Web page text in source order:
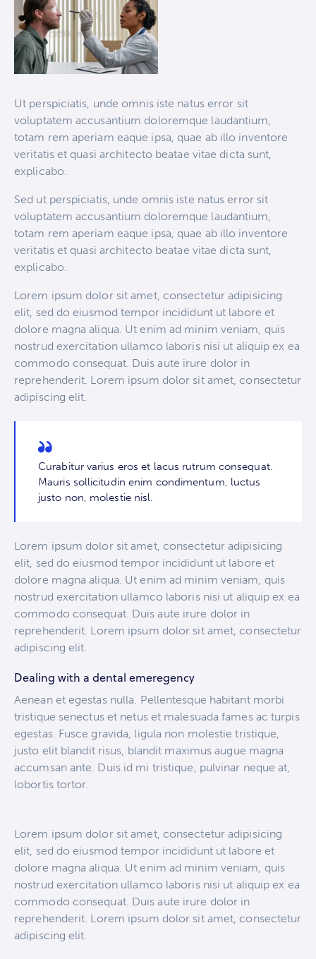
Ut perspiciatis, unde omnis iste natus error sit
voluptatem accusantium doloremque laudantium,
totam rem aperiam eaque ipsa, quae ab illo inventore
veritatis et quasi architecto beatae vitae dicta sunt,
explicabo.
Sed ut perspiciatis, unde omnis iste natus error sit
voluptatem accusantium doloremque laudantium,
totam rem aperiam eaque ipsa, quae ab illo inventore
veritatis et quasi architecto beatae vitae dicta sunt,
explicabo.
Lorem ipsum dolor sit amet, consectetur adipisicing
elit, sed do eiusmod tempor incididunt ut labore et
dolore magna aliqua. Ut enim ad minim veniam, quis
nostrud exercitation ullamco laboris nisi ut aliquip ex ea
commodo consequat. Duis aute irure dolor in
reprehenderit. Lorem ipsum dolor sit amet, consectetur
adipiscing elit.
Curabitur varius eros et lacus rutrum consequat.
Mauris sollicitudin enim condimentum, luctus
justo non, molestie nisl.
Lorem ipsum dolor sit amet, consectetur adipisicing
elit, sed do eiusmod tempor incididunt ut labore et
dolore magna aliqua. Ut enim ad minim veniam, quis
nostrud exercitation ullamco laboris nisi ut aliquip ex ea
commodo consequat. Duis aute irure dolor in
reprehenderit. Lorem ipsum dolor sit amet, consectetur
adipiscing elit.
Dealing with a dental emeregency
Aenean et egestas nulla. Pellentesque habitant morbi
tristique senectus et netus et malesuada fames ac turpis
egestas. Fusce gravida, ligula non molestie tristique,
justo elit blandit risus, blandit maximus augue magna
accumsan ante. Duis id mi tristique, pulvinar neque at,
lobortis tortor.
Lorem ipsum dolor sit amet, consectetur adipisicing
elit, sed do eiusmod tempor incididunt ut labore et
dolore magna aliqua. Ut enim ad minim veniam, quis
nostrud exercitation ullamco laboris nisi ut aliquip ex ea
commodo consequat. Duis aute irure dolor in
reprehenderit. Lorem ipsum dolor sit amet, consectetur
adipiscing elit.